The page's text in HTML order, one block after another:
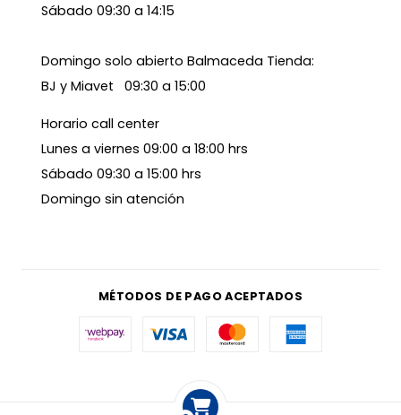
Sábado 09:30 a 14:15
Domingo solo abierto Balmaceda Tienda:
BJ y Miavet 09:30 a 15:00
Horario call center
Lunes a viernes 09:00 a 18:00 hrs
Sábado 09:30 a 15:00 hrs
Domingo sin atención
MÉTODOS DE PAGO ACEPTADOS